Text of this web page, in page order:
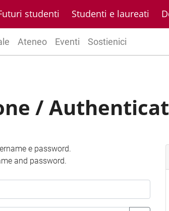
studenti Studenti e laureati
Ateneo Eventi Sostienici
/
e password.
and password.